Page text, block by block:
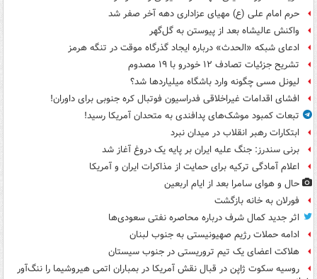
حرم امام علی (ع) مهیای عزاداری دهه آخر صفر شد
واکنش عالیشاه بعد از پیوستن به گل‌گهر
ادعای شبکه «الحدث» درباره ایجاد گذرگاه موقت در تنگه هرمز
تشریح جزئیات تصادف ۱۲ خودرو با ۱۹ مصدوم
لیونل مسی چگونه وارد باشگاه میلیاردها شد؟
افشای اقدامات غیراخلاقی فدراسیون فوتبال کره جنوبی برای داوران!
تبعات کمبود موشک‌های پدافندی به متحدان آمریکا رسید!
ابتکارات رهبر انقلاب در میدان نبرد
برنی سندرز: جنگ علیه ایران بر پایه یک دروغ آغاز شد
اعلام آمادگی ترکیه برای حمایت از مذاکرات ایران و آمریکا
حال و هوای سامرا بعد از ایام اربعین
فورلان به خانه بازگشت
اثر جدید کمال شرف درباره محاصره نفتی سعودی‌ها
ادامه حملات رژیم صهیونیستی به جنوب لبنان
هلاکت اعضای یک تیم تروریستی در جنوب سیستان
روسیه سکوت ژاپن در قبال نقش آمریکا در بمباران اتمی هیروشیما را ننگ‌آور